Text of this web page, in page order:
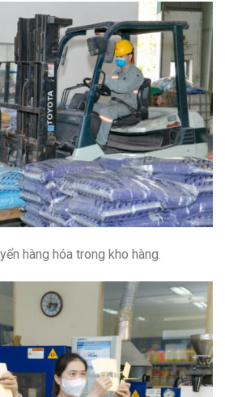
hàng hóa trong kho hàng.